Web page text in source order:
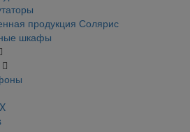
продукция Солярис
шкафы